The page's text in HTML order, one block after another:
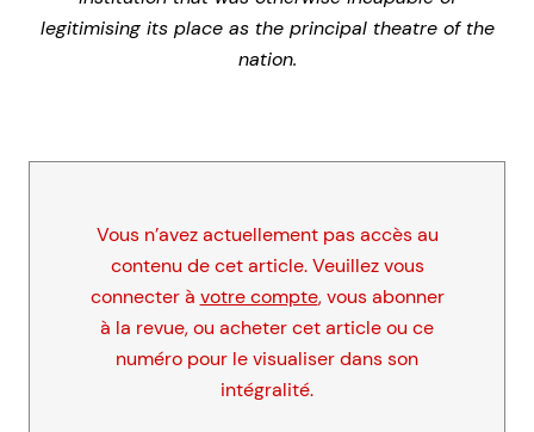
legitimising its place as the principal theatre of the
nation.
Vous n’avez actuellement pas accès au
contenu de cet article. Veuillez vous
connecter à votre compte, vous abonner
à la revue, ou acheter cet article ou ce
numéro pour le visualiser dans son
intégralité.